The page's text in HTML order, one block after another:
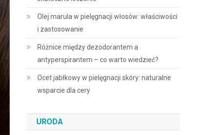
Olej marula w pielęgnacji włosów: właściwości
i zastosowanie
Różnice między dezodorantem a
antyperspirantem – co warto wiedzieć?
Ocet jabłkowy w pielęgnacji skóry: naturalne
wsparcie dla cery
URODA